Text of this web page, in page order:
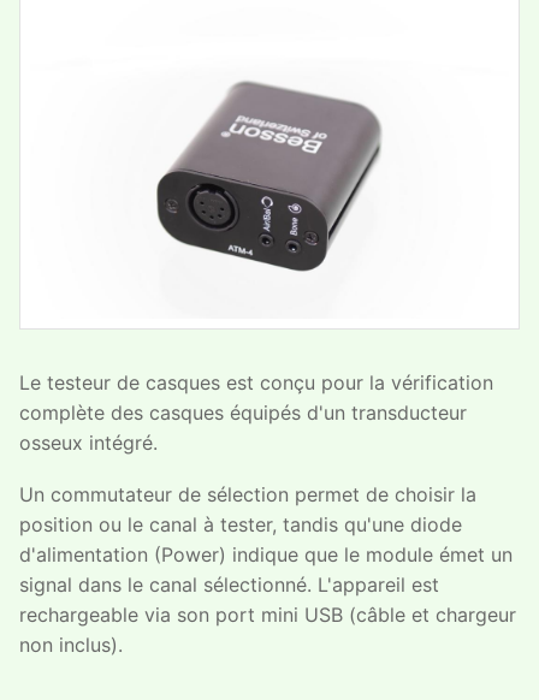
Le testeur de casques est conçu pour la vérification
complète des casques équipés d'un transducteur
osseux intégré.
Un commutateur de sélection permet de choisir la
position ou le canal à tester, tandis qu'une diode
d'alimentation (Power) indique que le module émet un
signal dans le canal sélectionné. L'appareil est
rechargeable via son port mini USB (câble et chargeur
non inclus).